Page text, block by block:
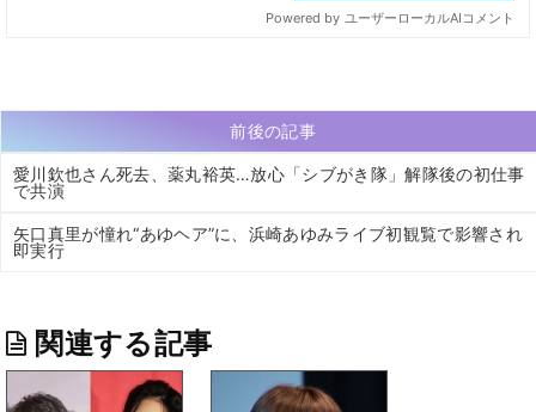
前後の記事
愛川欽也さん死去、薬丸裕英…放心「シブがき隊」解隊後の初仕事
で共演
矢口真里が憧れ“あゆヘア”に、浜崎あゆみライブ初観覧で影響され
即実行
関連する記事